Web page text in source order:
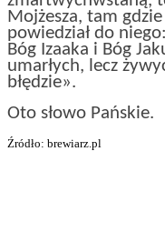
Mojżesza, tam
powiedział do
Bóg Izaaka i Bóg
umarłych, lecz
błędzie».
Oto słowo Pańskie.
Źródło: brewiarz.pl